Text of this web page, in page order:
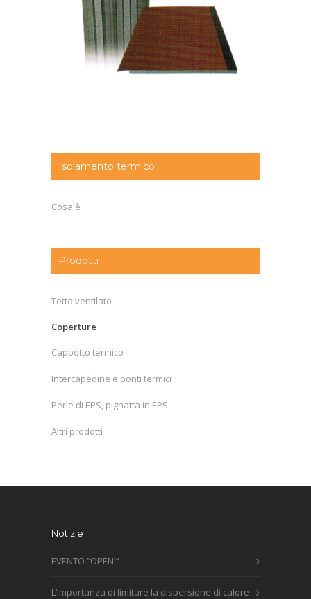
Isolamento termico
Cosa è
Prodotti
Tetto ventilato
Coperture
Cappotto termico
Intercapedine e ponti termici
Perle di EPS, pignatta in EPS
Altri prodotti
Notizie
EVENTO “OPEN!”
L’importanza di limitare la dispersione di calore